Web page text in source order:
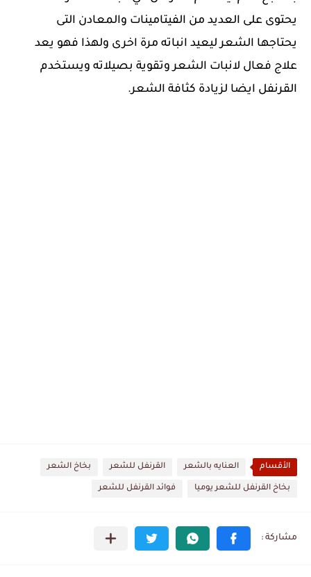
يحتوى على العديد من الفيتامينات والمعادن التى
يحتاجها الشعر ليعيد انباته مرة اخرى ولهذا فهو يعد
علاج فعال لانبات الشعر وتقوية بصيلاته ويستخدم
القرنفل ايضا لزيادة كثافة الشعر.
الأقسام العنايه بالشعر القرنفل للشعر بخاخ الشعر
بخاخ القرنفل للشعر يوميا فوائد القرنفل للشعر